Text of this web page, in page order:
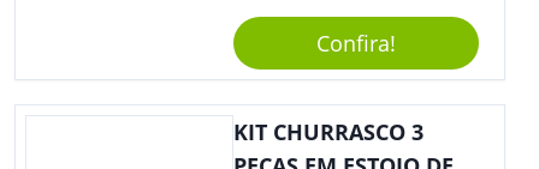
Permite Vazamentos. Sem
Dúvidas É Um Brinde Prático
Que Levará Sua Marca Com
Muito Estilo, Agradando À
Todos.
Confira!
KIT CHURRASCO 3